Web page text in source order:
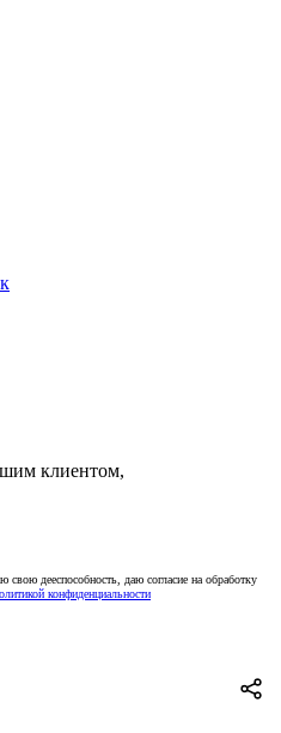
клиентом,
дееспособность, даю согласие на обработку
конфиденциальности